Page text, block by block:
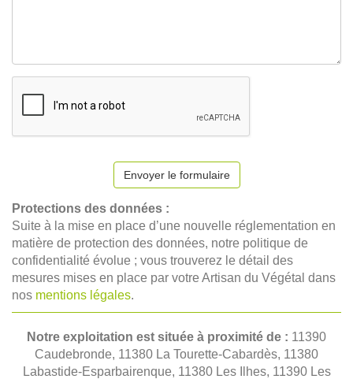
Envoyer le formulaire
Protections des données :
Suite à la mise en place d’une nouvelle réglementation en
matière de protection des données, notre politique de
confidentialité évolue ; vous trouverez le détail des
mesures mises en place par votre Artisan du Végétal dans
nos mentions légales.
Notre exploitation est située à proximité de : 11390
Caudebronde, 11380 La Tourette-Cabardès, 11380
Labastide-Esparbairenque, 11380 Les Ilhes, 11390 Les